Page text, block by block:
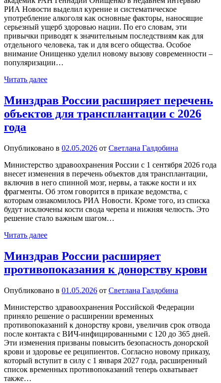
РИА Новости выделил курение и систематическое
употребление алкоголя как основные факторы, наносящие
серьезный ущерб здоровью нации. По его словам, эти
привычки приводят к значительным последствиям как для
отдельного человека, так и для всего общества. Особое
внимание Онищенко уделил новому вызову современности –
популяризации…
Читать далее
Минздрав России расширяет перечень
объектов для трансплантации с 2026
года
Опубликовано в 02.05.2026 от Светлана Галдобина
Министерство здравоохранения России с 1 сентября 2026 года
внесет изменения в перечень объектов для трансплантации,
включив в него спинной мозг, нервы, а также кости и их
фрагменты. Об этом говорится в приказе ведомства, с
которым ознакомилось РИА Новости. Кроме того, из списка
будут исключены кости свода черепа и нижняя челюсть. Это
решение стало важным шагом…
Читать далее
Минздрав России расширяет
противопоказания к донорству крови
Опубликовано в 01.05.2026 от Светлана Галдобина
Министерство здравоохранения Российской Федерации
приняло решение о расширении временных
противопоказаний к донорству крови, увеличив срок отвода
после контакта с ВИЧ-инфицированными с 120 до 365 дней.
Эти изменения призваны повысить безопасность донорской
крови и здоровье ее реципиентов. Согласно новому приказу,
который вступит в силу с 1 января 2027 года, расширенный
список временных противопоказаний теперь охватывает
также…